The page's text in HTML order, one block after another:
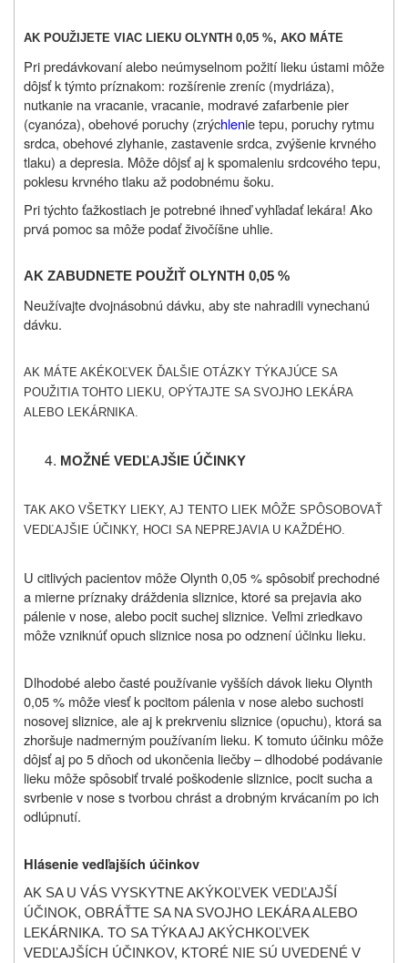
AK POUŽIJETE VIAC LIEKU OLYNTH 0,05 %, AKO MÁTE
Pri predávkovaní alebo neúmyselnom požití lieku ústami môže
dôjsť k týmto príznakom: rozšírenie zreníc (mydriáza),
nutkanie na vracanie, vracanie, modravé zafarbenie pier
(cyanóza), obehové poruchy (zrýchlenie tepu, poruchy rytmu
srdca, obehové zlyhanie, zastavenie srdca, zvýšenie krvného
tlaku) a depresia. Môže dôjsť aj k spomaleniu srdcového tepu,
poklesu krvného tlaku až podobnému šoku.
Pri týchto ťažkostiach je potrebné ihneď vyhľadať lekára! Ako
prvá pomoc sa môže podať živočíšne uhlie.
AK ZABUDNETE POUŽIŤ OLYNTH 0,05 %
Neužívajte dvojnásobnú dávku, aby ste nahradili vynechanú
dávku.
AK MÁTE AKÉKOĽVEK ĎALŠIE OTÁZKY TÝKAJÚCE SA
POUŽITIA TOHTO LIEKU, OPÝTAJTE SA SVOJHO LEKÁRA
ALEBO LEKÁRNIKA.
MOŽNÉ VEDĽAJŠIE ÚČINKY
TAK AKO VŠETKY LIEKY, AJ TENTO LIEK MÔŽE SPÔSOBOVAŤ
VEDĽAJŠIE ÚČINKY, HOCI SA NEPREJAVIA U KAŽDÉHO.
U citlivých pacientov môže Olynth 0,05 % spôsobiť prechodné
a mierne príznaky dráždenia sliznice, ktoré sa prejavia ako
pálenie v nose, alebo pocit suchej sliznice. Veľmi zriedkavo
môže vzniknúť opuch sliznice nosa po odznení účinku lieku.
Dlhodobé alebo časté používanie vyšších dávok lieku Olynth
0,05 % môže viesť k pocitom pálenia v nose alebo suchosti
nosovej sliznice, ale aj k prekrveniu sliznice (opuchu), ktorá sa
zhoršuje nadmerným používaním lieku. K tomuto účinku môže
dôjsť aj po 5 dňoch od ukončenia liečby – dlhodobé podávanie
lieku môže spôsobiť trvalé poškodenie sliznice, pocit sucha a
svrbenie v nose s tvorbou chrást a drobným krvácaním po ich
odlúpnutí.
Hlásenie vedľajších účinkov
AK SA U VÁS VYSKYTNE AKÝKOĽVEK VEDĽAJŠÍ
ÚČINOK, OBRÁŤTE SA NA SVOJHO LEKÁRA ALEBO
LEKÁRNIKA. TO SA TÝKA AJ AKÝCHKOĽVEK
VEDĽAJŠÍCH ÚČINKOV, KTORÉ NIE SÚ UVEDENÉ V